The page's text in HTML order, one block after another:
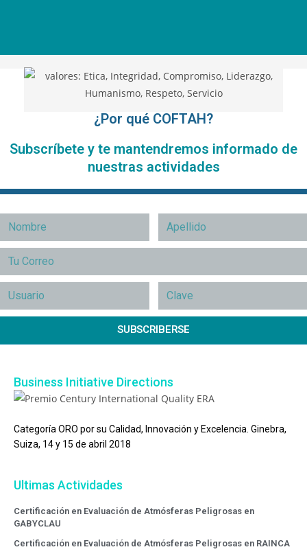
¿Por qué COFTAH?
Subscríbete y te mantendremos informado de
nuestras actividades
SUBSCRIBERSE
Business Initiative Directions
Categoría ORO por su Calidad, Innovación y Excelencia. Ginebra,
Suiza, 14 y 15 de abril 2018
Ultimas Actividades
Certificación en Evaluación de Atmósferas Peligrosas en
GABYCLAU
Certificación en Evaluación de Atmósferas Peligrosas en RAINCA